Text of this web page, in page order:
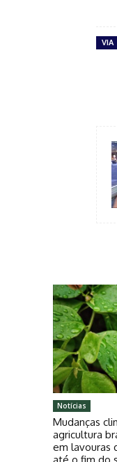
VIA
Notícias
Mudanças
agricultura
em lavouras